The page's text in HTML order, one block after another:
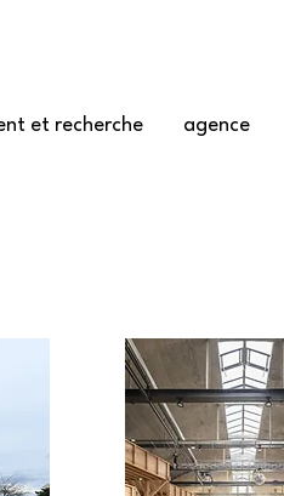
et recherche agence